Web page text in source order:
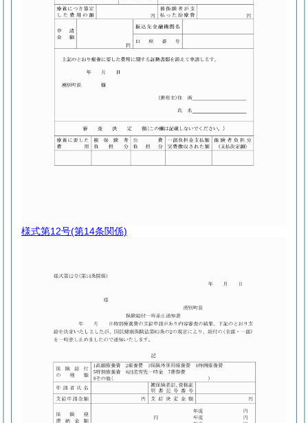
様式第12号(第14条関係)